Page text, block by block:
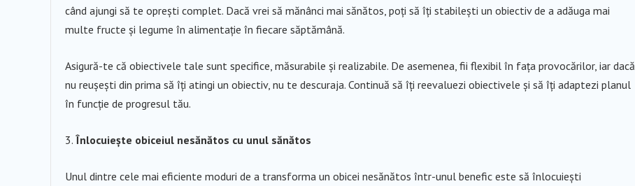
când ajungi să te oprești complet. Dacă vrei să mănânci mai sănătos, poți să îți stabilești un obiectiv de a adăuga mai
multe fructe și legume în alimentație în fiecare săptămână.
Asigură-te că obiectivele tale sunt specifice, măsurabile și realizabile. De asemenea, fii flexibil în fața provocărilor, iar dacă
nu reușești din prima să îți atingi un obiectiv, nu te descuraja. Continuă să îți reevaluezi obiectivele și să îți adaptezi planul
în funcție de progresul tău.
Înlocuiește obiceiul nesănătos cu unul sănătos
Unul dintre cele mai eficiente moduri de a transforma un obicei nesănătos într-unul benefic este să înlocuiești